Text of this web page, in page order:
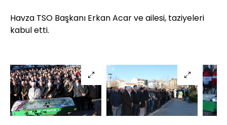
Havza TSO Başkanı Erkan Acar ve ailesi, taziyeleri
kabul etti.